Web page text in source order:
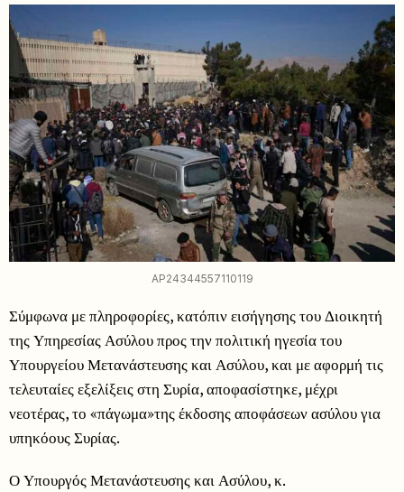
AP24344557110119
Σύμφωνα με πληροφορίες, κατόπιν εισήγησης του Διοικητή
της Υπηρεσίας Ασύλου προς την πολιτική ηγεσία του
Υπουργείου Μετανάστευσης και Ασύλου, και με αφορμή τις
τελευταίες εξελίξεις στη Συρία, αποφασίστηκε, μέχρι
νεοτέρας, το «πάγωμα»της έκδοσης αποφάσεων ασύλου για
υπηκόους Συρίας.
Ο Υπουργός Μετανάστευσης και Ασύλου, κ.